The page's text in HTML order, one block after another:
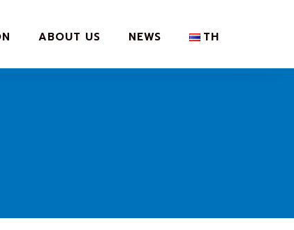
ABOUT US NEWS TH